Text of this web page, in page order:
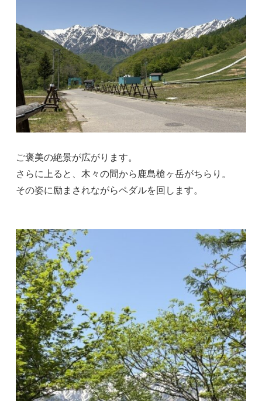
ご褒美の絶景が広がります。
さらに上ると、木々の間から鹿島槍ヶ岳がちらり。
その姿に励まされながらペダルを回します。